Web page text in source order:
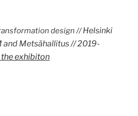
design //Helsinki
Metsähallitus // 2019-
exhibiton